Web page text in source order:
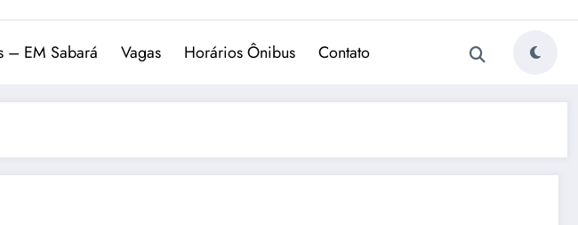
– EM Sabará Vagas Horários Ônibus Contato